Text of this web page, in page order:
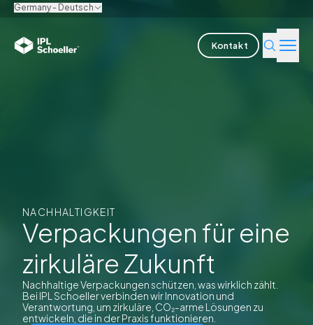
Germany - Deutsch
Kontakt
Über uns
Karriere Standorte Broschüren Media center
Events
Anleiheberichte
NACHHALTIGKEIT
Verpackungen für eine
zirkuläre Zukunft
Nachhaltige Verpackungen schützen, was wirklich zählt.
Bei IPL Schoeller verbinden wir Innovation und
Verantwortung, um zirkuläre, CO₂-arme Lösungen zu
entwickeln, die in der Praxis funktionieren.